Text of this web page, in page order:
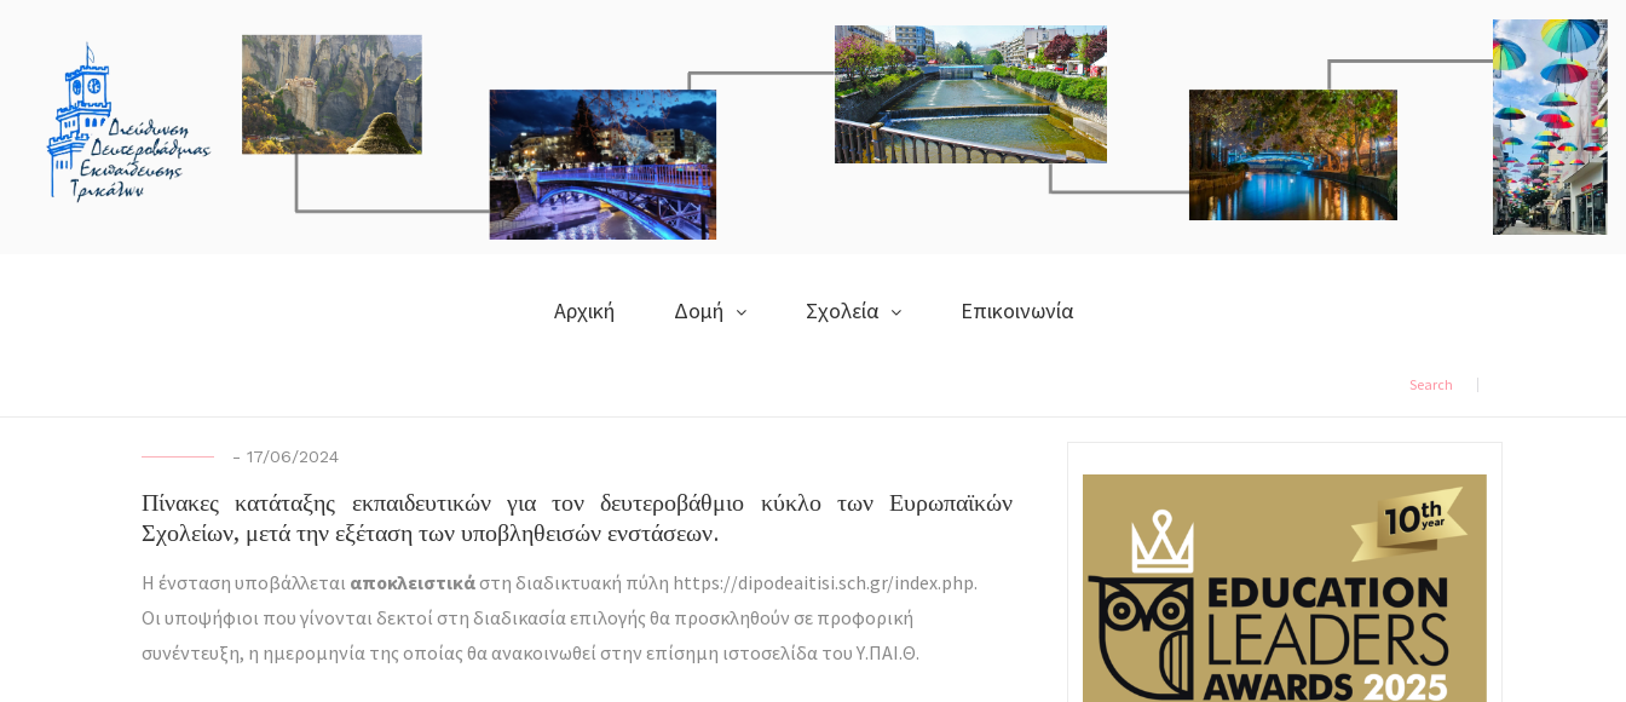
Αρχική Δομή Σχολεία Επικοινωνία
Search
- 17/06/2024
Πίνακες κατάταξης εκπαιδευτικών για τον δευτεροβάθμιο κύκλο των Ευρωπαϊκών
Σχολείων, μετά την εξέταση των υποβληθεισών ενστάσεων.
Η ένσταση υποβάλλεται αποκλειστικάστη διαδικτυακή πύλη https://dipodeaitisi.sch.gr/index.php.
Οι υποψήφιοι που γίνονται δεκτοί στη διαδικασία επιλογής θα προσκληθούν σε προφορική
συνέντευξη, η ημερομηνία της οποίας θα ανακοινωθεί στην επίσημη ιστοσελίδα του Υ.ΠΑΙ.Θ.